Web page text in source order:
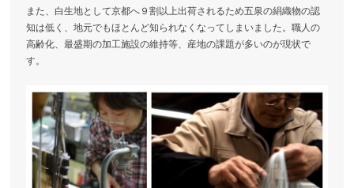
また、白生地として京都へ９割以上出荷されるため五泉の絹織物の認
知は低く、地元でもほとんど知られなくなってしまいました。職人の
高齢化、最盛期の加工施設の維持等、産地の課題が多いのが現状で
す。